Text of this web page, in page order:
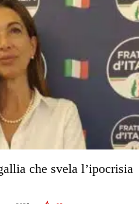
che svela l’ipocrisia